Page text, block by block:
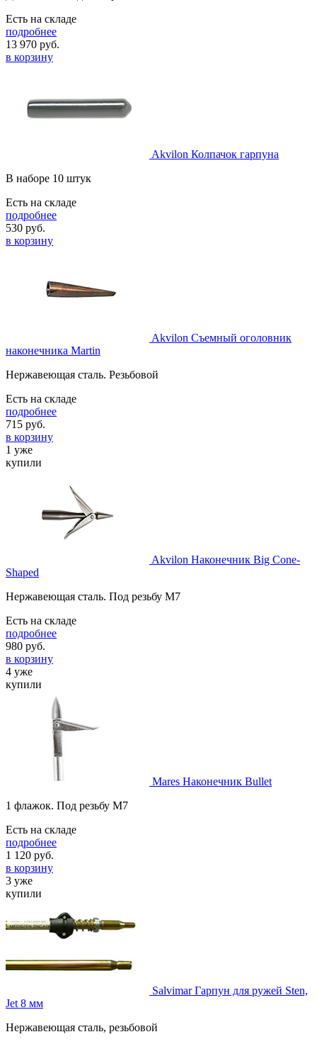
Есть на складе
подробнее
13 970 руб.
в корзину
Akvilon Колпачок гарпуна
В наборе 10 штук
Есть на складе
подробнее
530 руб.
в корзину
Akvilon Съемный оголовник
наконечника Martin
Нержавеющая сталь. Резьбовой
Есть на складе
подробнее
715 руб.
в корзину
1 уже
купили
Akvilon Наконечник Big Cone-
Shaped
Нержавеющая сталь. Под резьбу М7
Есть на складе
подробнее
980 руб.
в корзину
4 уже
купили
Mares Наконечник Bullet
1 флажок. Под резьбу М7
Есть на складе
подробнее
1 120 руб.
в корзину
3 уже
купили
Salvimar Гарпун для ружей Sten,
Jet 8 мм
Нержавеющая сталь, резьбовой